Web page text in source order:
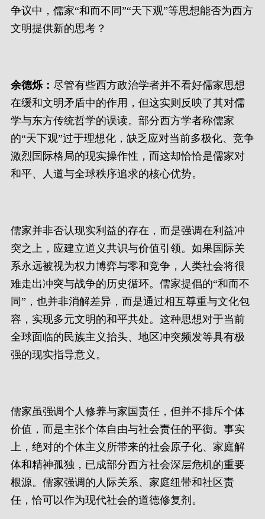
争议中，儒家“和而不同”“天下观”等思想能否为西方
文明提供新的思考？
余德烁： 尽管有些西方政治学者并不看好儒家思想
在缓和文明矛盾中的作用，但这实则反映了其对儒
学与东方传统哲学的误读。部分西方学者称儒家
的“天下观”过于理想化，缺乏应对当前多极化、竞争
激烈国际格局的现实操作性，而这却恰恰是儒家对
和平、人道与全球秩序追求的核心优势。
儒家并非否认现实利益的存在，而是强调在利益冲
突之上，应建立道义共识与价值引领。如果国际关
系永远被视为权力博弈与零和竞争，人类社会将很
难走出冲突与战争的历史循环。儒家提倡的“和而不
同”，也并非消解差异，而是通过相互尊重与文化包
容，实现多元文明的和平共处。这种思想对于当前
全球面临的民族主义抬头、地区冲突频发等具有极
强的现实指导意义。
儒家虽强调个人修养与家国责任，但并不排斥个体
价值，而是主张个体自由与社会责任的平衡。事实
上，绝对的个体主义所带来的社会原子化、家庭解
体和精神孤独，已成部分西方社会深层危机的重要
根源。儒家强调的人际关系、家庭纽带和社区责
任，恰可以作为现代社会的道德修复剂。